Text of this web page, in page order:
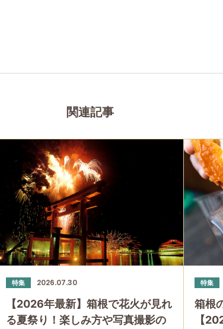
関連記事
特集 2026.07.30
【2026年最新】箱根で花火が見れ
る夏祭り！楽しみ方や写真撮影の
特集
箱根
【